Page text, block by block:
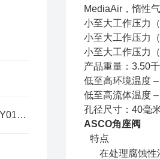
电磁阀 Y013AA1H1BS 与 Y013AA1H1BS072 完整区别
MediaAir，惰性
小至大工作压力
小至大工作压力
小至大工作压力
产品重量：3.50
低至高环境温度 –
低至高流体温度
孔径尺寸：40毫
ASCO角座阀
特点
在处理腐蚀性